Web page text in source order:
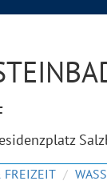
FREIZEIT